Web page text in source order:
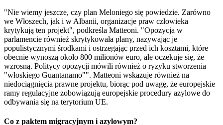
"Nie wiemy jeszcze, czy plan Meloniego się powiedzie. Zarówno
we Włoszech, jak i w Albanii, organizacje praw człowieka
krytykują ten projekt", podkreśla Matteoni. "Opozycja w
parlamencie również skrytykowała plany, nazywając je
populistycznymi środkami i ostrzegając przed ich kosztami, które
obecnie wynoszą około 800 milionów euro, ale oczekuje się, że
wzrosną. Politycy opozycji mówili również o ryzyku stworzenia
"włoskiego Guantanamo"". Matteoni wskazuje również na
niedociągnięcia prawne projektu, biorąc pod uwagę, że europejskie
ramy regulacyjne zobowiązują europejskie procedury azylowe do
odbywania się na terytorium UE.
Co z paktem migracyjnym i azylowym?